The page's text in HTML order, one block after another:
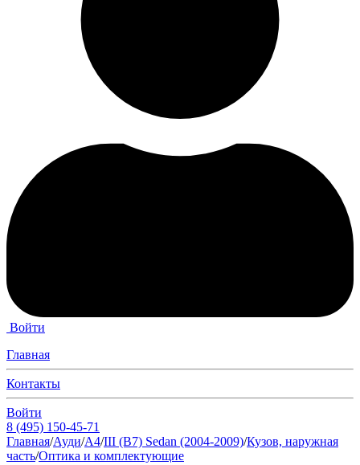
Войти
Главная
Контакты
Войти
8 (495) 150-45-71
Главная/Ауди/A4/III (B7) Sedan (2004-2009)/Кузов, наружная
часть/Оптика и комплектующие